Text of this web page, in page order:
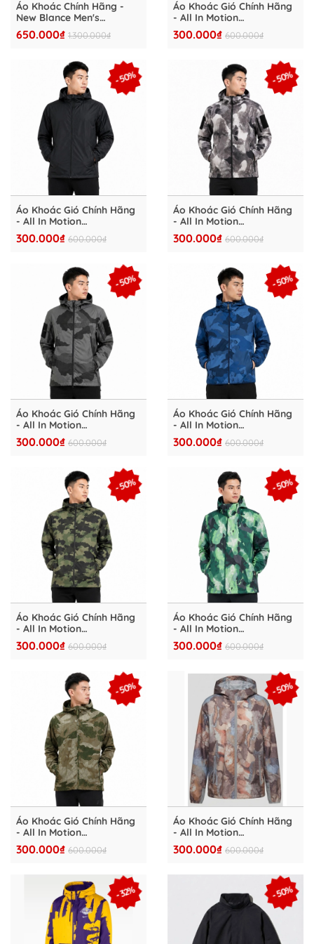
Áo Khoác Chính Hãng -
New Blance Men's
Monogram Full Zip Fleece
Jacket - NBFL2501-GY
650.000₫ 1.300.000₫
Áo Khoác Gió Chính Hãng
- All In Motion
Windbreaker Camo Stone
Hood Lightweight
AMW2007-009
300.000₫ 600.000₫
- 50%
Áo Khoác Gió Chính Hãng
- All In Motion
Windbreaker Camo Stone
Hood Lightweight
AMW2007-008
300.000₫ 600.000₫
- 50%
Áo Khoác Gió Chính Hãng
- All In Motion
Windbreaker Camo Stone
Hood Lightweight
AMW2007-007
300.000₫ 600.000₫
- 50%
Áo Khoác Gió Chính Hãng
- All In Motion
Windbreaker Camo Stone
Hood Lightweight
AMW2007-006
300.000₫ 600.000₫
- 50%
Áo Khoác Gió Chính Hãng
- All In Motion
Windbreaker Camo Stone
Hood Lightweight
AMW2007-005
300.000₫ 600.000₫
- 50%
Áo Khoác Gió Chính Hãng
- All In Motion
Windbreaker Camo Stone
Hood Lightweight
AMW2007-004
300.000₫ 600.000₫
- 50%
Áo Khoác Gió Chính Hãng
- All In Motion
Windbreaker Camo Stone
Hood Lightweight
AMW2007-003
300.000₫ 600.000₫
- 50%
Áo Khoác Gió Chính Hãng
- All In Motion
Windbreaker Camo Stone
Hood Lightweight
300.000₫ 600.000₫
- 50%
Áo Khoác Gió Chính Hãng
- All In Motion
Windbreaker Camo Stone
Hood Lightweight
AMW2007-001
300.000₫ 600.000₫
- 32% - 50%